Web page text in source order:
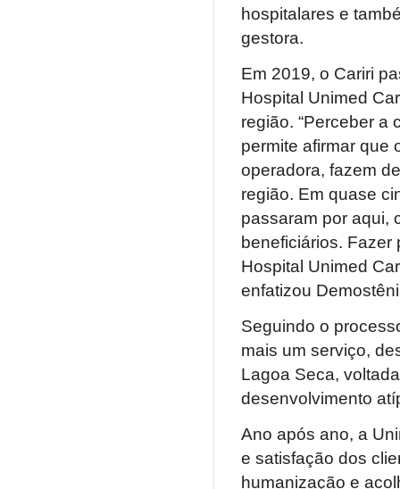
hospitalares e
gestora.
Em 2019, o Cariri
Hospital Unimed
região. “Perceber a
permite afirmar que
operadora, fazem
região. Em quase
passaram por aqui,
beneficiários. Fazer
Hospital Unimed
enfatizou
Seguindo o
mais um serviço,
Lagoa Seca,
desenvolvimento
Ano após ano, a
e satisfação dos
humanização e